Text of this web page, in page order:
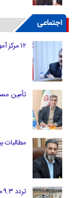
اجتماعی
۱۲ مرکز آموزش فنی و حرفه‌ای لرستان تجهیز و ساماندهی شد
تأمین مسکن برای
مطالبات
تردد ۹.۳ میلیون وسیله نقلیه در جاده‌های لرستان در طرح اربعین